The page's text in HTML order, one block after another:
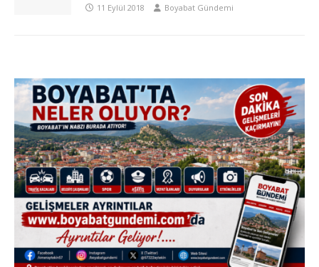
11 Eylül 2018 Boyabat Gündemi